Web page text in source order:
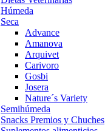
Húmeda
Seca
Advance
Amanova
Arquivet
Carivoro
Gosbi
Josera
Nature´s Variety
Semihúmeda
Snacks Premios y Chuches